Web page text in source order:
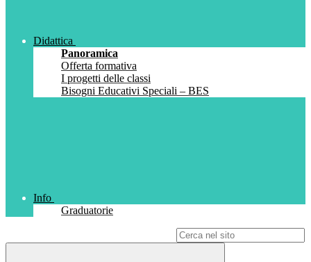
Didattica
Panoramica
Offerta formativa
I progetti delle classi
Bisogni Educativi Speciali – BES
Info
Graduatorie